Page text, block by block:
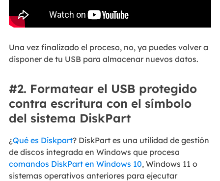
Una vez finalizado el proceso, no, ya puedes volver a
disponer de tu USB para almacenar nuevos datos.
#2. Formatear el USB protegido
contra escritura con el símbolo
del sistema DiskPart
¿Qué es Diskpart? DiskPart es una utilidad de gestión
de discos integrada en Windows que procesa
comandos DiskPart en Windows 10, Windows 11 o
sistemas operativos anteriores para ejecutar